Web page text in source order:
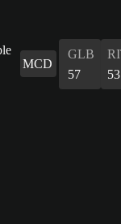
MCD
GLB
57
53